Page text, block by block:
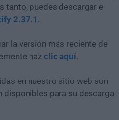
tanto, puedes descargar e
2.37.1 .
la versión más reciente de
haz clic aquí.
en nuestro sitio web son
disponibles para su descarga